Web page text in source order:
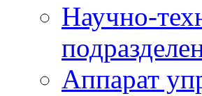
Научно-
Аппарат